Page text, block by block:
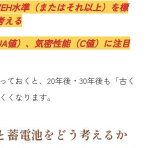
水準（またはそれ以上）を標
える
値）、気密性能（C値）に注目
ておくと、20年後・30年後も「古く
くなります。
蓄電池をどう考えるか